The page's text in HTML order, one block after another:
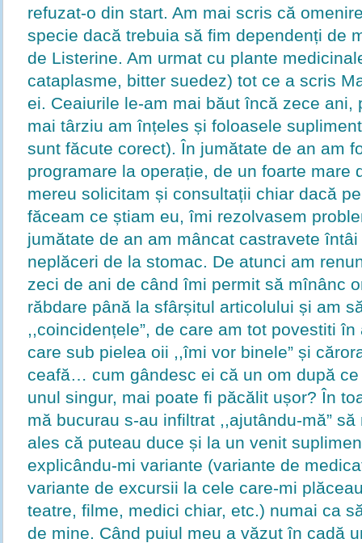
refuzat-o din start. Am mai scris că
specie dacă trebuia să fim dependenți de
de Listerine. Am urmat cu plante
cataplasme, bitter suedez) tot ce a scris
ei. Ceaiurile le-am mai băut încă zece ani,
mai târziu am înțeles și foloasele
sunt făcute corect). În jumătate de an am
programare la operație, de un foarte mare
mereu solicitam și consultații chiar dacă
făceam ce știam eu, îmi rezolvasem
jumătate de an am mâncat castravete
neplăceri de la stomac. De atunci am
zeci de ani de când îmi permit să mînânc
răbdare până la sfârșitul articolului și am
,,coincidențele”, de care am tot povestiti
care sub pielea oii ,,îmi vor binele” și
ceafă… cum gândesc ei că un om după
unul singur, mai poate fi păcălit ușor? În
mă bucurau s-au infiltrat ,,ajutându-mă”
ales că puteau duce și la un venit
explicându-mi variante (variante de
variante de excursii la cele care-mi
teatre, filme, medici chiar, etc.) numai ca
de mine. Când puiul meu a văzut în cadă